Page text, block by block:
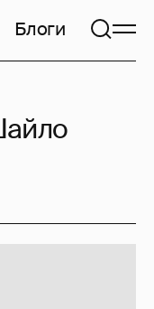
Блоги